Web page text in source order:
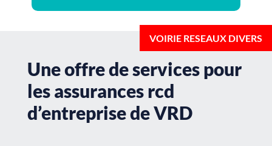
Une offre de services pour
les assurances rcd
d’entreprise de VRD